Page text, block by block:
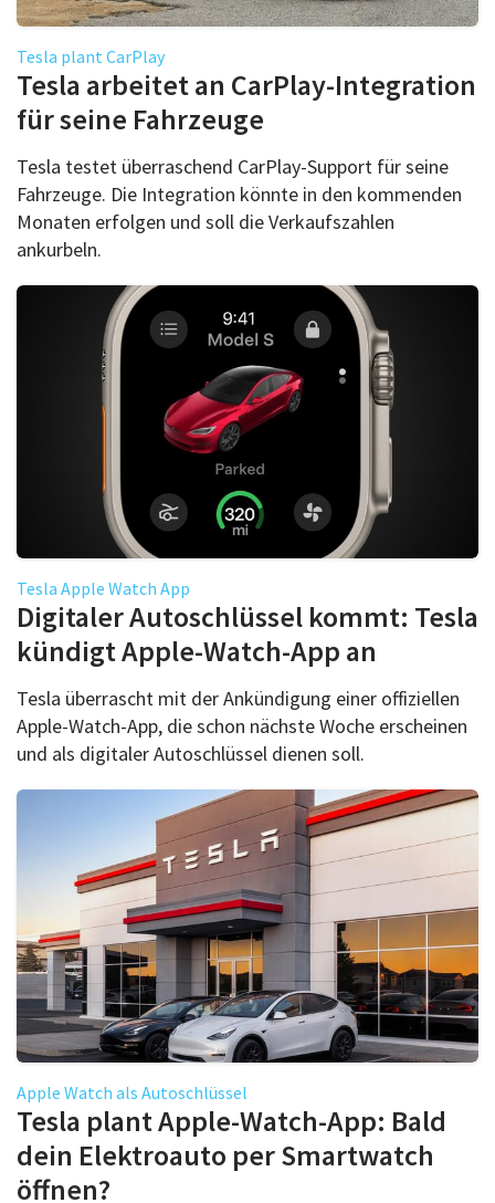
Tesla plant CarPlay
Tesla arbeitet an CarPlay-Integration
für seine Fahrzeuge
Tesla testet überraschend CarPlay-Support für seine
Fahrzeuge. Die Integration könnte in den kommenden
Monaten erfolgen und soll die Verkaufszahlen
ankurbeln.
Tesla Apple Watch App
Digitaler Autoschlüssel kommt: Tesla
kündigt Apple-Watch-App an
Tesla überrascht mit der Ankündigung einer offiziellen
Apple-Watch-App, die schon nächste Woche erscheinen
und als digitaler Autoschlüssel dienen soll.
Apple Watch als Autoschlüssel
Tesla plant Apple-Watch-App: Bald
dein Elektroauto per Smartwatch
öffnen?